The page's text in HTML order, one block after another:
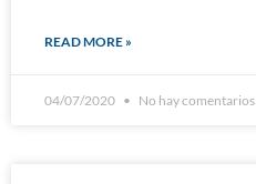
READ MORE »
04/07/2020 No hay comentarios